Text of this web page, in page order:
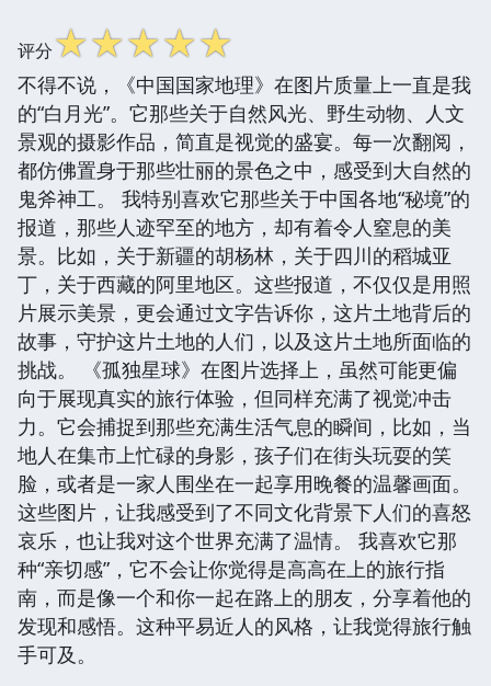
评分☆☆☆☆☆
不得不说，《中国国家地理》在图片质量上一直是我
的“白月光”。它那些关于自然风光、野生动物、人文
景观的摄影作品，简直是视觉的盛宴。每一次翻阅，
都仿佛置身于那些壮丽的景色之中，感受到大自然的
鬼斧神工。 我特别喜欢它那些关于中国各地“秘境”的
报道，那些人迹罕至的地方，却有着令人窒息的美
景。比如，关于新疆的胡杨林，关于四川的稻城亚
丁，关于西藏的阿里地区。这些报道，不仅仅是用照
片展示美景，更会通过文字告诉你，这片土地背后的
故事，守护这片土地的人们，以及这片土地所面临的
挑战。 《孤独星球》在图片选择上，虽然可能更偏
向于展现真实的旅行体验，但同样充满了视觉冲击
力。它会捕捉到那些充满生活气息的瞬间，比如，当
地人在集市上忙碌的身影，孩子们在街头玩耍的笑
脸，或者是一家人围坐在一起享用晚餐的温馨画面。
这些图片，让我感受到了不同文化背景下人们的喜怒
哀乐，也让我对这个世界充满了温情。 我喜欢它那
种“亲切感”，它不会让你觉得是高高在上的旅行指
南，而是像一个和你一起在路上的朋友，分享着他的
发现和感悟。这种平易近人的风格，让我觉得旅行触
手可及。